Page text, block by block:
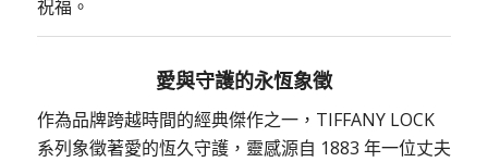
祝福。
愛與守護的永恆象徵
作為品牌跨越時間的經典傑作之一， TIFFANY LOCK
系列象徵著愛的恆久守護，靈感源自 1883 年一位丈夫